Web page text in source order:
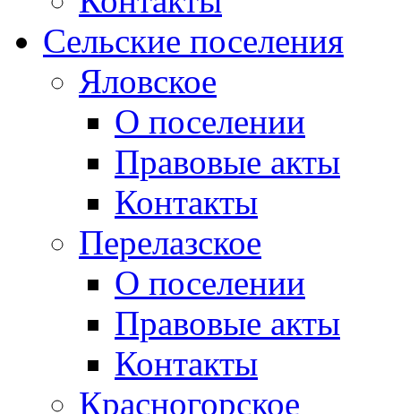
Сельские поселения
Яловское
О поселении
Правовые акты
Контакты
Перелазское
О поселении
Правовые акты
Контакты
Красногорское